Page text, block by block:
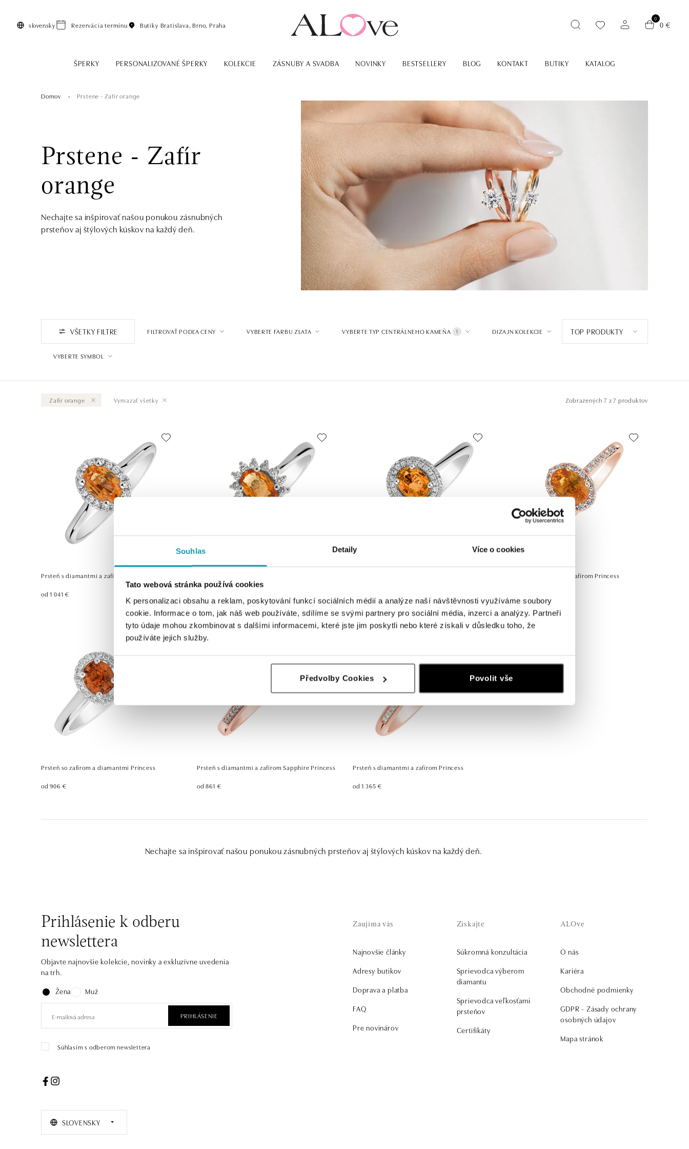
Souhlas Detaily Více o cookies
Tato webová stránka používá cookies
K personalizaci obsahu a reklam, poskytování funkcí sociálních médií a analýze naší návštěvnosti využíváme soubory
cookie. Informace o tom, jak náš web používáte, sdílíme se svými partnery pro sociální média, inzerci a analýzy. Partneři
tyto údaje mohou zkombinovat s dalšími informacemi, které jste jim poskytli nebo které získali v důsledku toho, že
používáte jejich služby.
Předvolby Cookies Povolit vše
slovensky Rezervácia termínu Butiky Bratislava, Brno, Praha
0
0 €
ŠPERKY PERSONALIZOVANÉ ŠPERKY KOLEKCIE ZÁSNUBY A SVADBA NOVINKY BESTSELLERY BLOG KONTAKT BUTIKY KATALOG
Domov Prstene - Zafír orange
Prstene - Zafír
orange
Nechajte sa inšpirovať našou ponukou zásnubných
prsteňov aj štýlových kúskov na každý deň.
VŠETKY FILTRE FILTROVAŤ PODĽA CENY VYBERTE FARBU ZLATA VYBERTE TYP CENTRÁLNEHO KAMEŇA 1 DIZAJN KOLEKCIE
VYBERTE SYMBOL
TOP PRODUKTY
Zafír orange Vymazať všetky Zobrazených 7 z 7 produktov
Prsteň s diamantmi a zafírom Princess
od 1 041 €
Prsteň s diamantmi a zafírom Princess
Prsteň so zafírom a diamantmi Princess
od 906 €
Prsteň s diamantmi a zafírom Sapphire Princess
od 861 €
Prsteň s diamantmi a zafírom Princess
od 1 365 €
Nechajte sa inšpirovať našou ponukou zásnubných prsteňov aj štýlových kúskov na každý deň.
Prihlásenie k odberu
newslettera
Objavte najnovšie kolekcie, novinky a exkluzívne uvedenia
na trh.
Žena
Muž
PRIHLÁSENIE
Súhlasím s odberom newslettera
SLOVENSKY
Zaujíma vás
Najnovšie články
Adresy butikov
Doprava a platba
FAQ
Pre novinárov
Získajte
Súkromná konzultácia
Sprievodca výberom
diamantu
Sprievodca veľkosťami
prsteňov
Certifikáty
ALOve
O nás
Kariéra
Obchodné podmienky
GDPR - Zásady ochrany
osobných údajov
Mapa stránok